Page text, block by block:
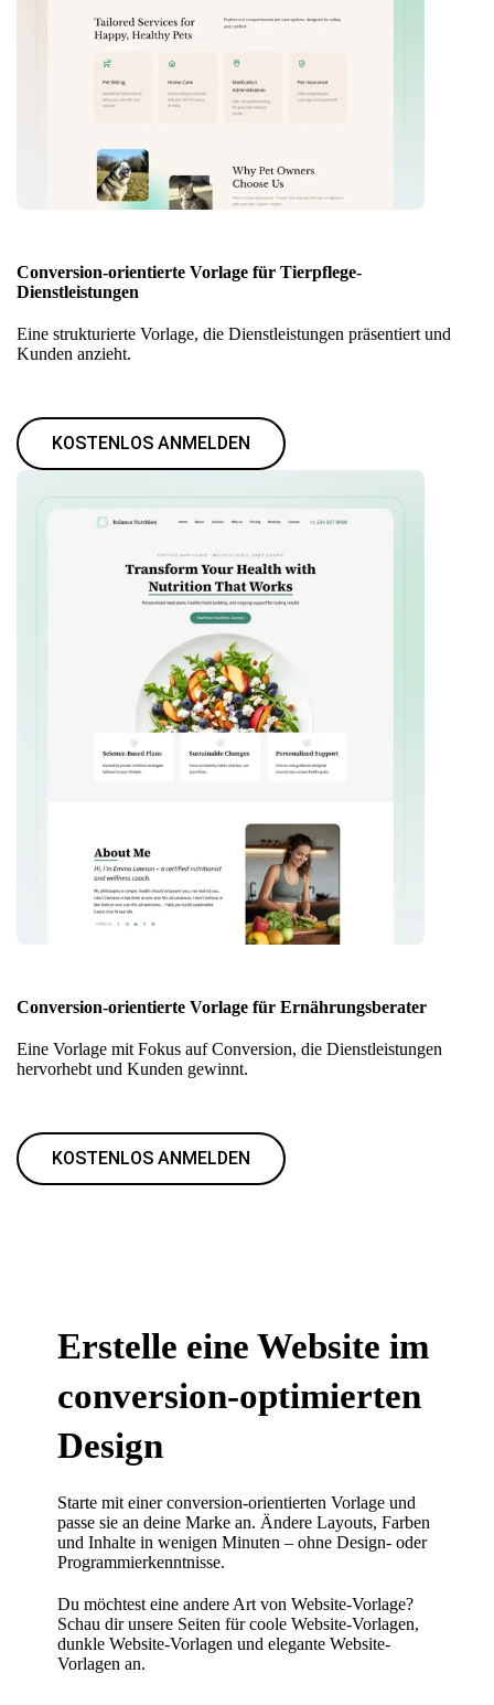
Conversion-orientierte Vorlage für Tierpflege-
Dienstleistungen
Eine strukturierte Vorlage, die Dienstleistungen präsentiert und
Kunden anzieht.
KOSTENLOS ANMELDEN
Conversion-orientierte Vorlage für Ernährungsberater
Eine Vorlage mit Fokus auf Conversion, die Dienstleistungen
hervorhebt und Kunden gewinnt.
KOSTENLOS ANMELDEN
Erstelle eine Website im
conversion-optimierten
Design
Starte mit einer conversion-orientierten Vorlage und
passe sie an deine Marke an. Ändere Layouts, Farben
und Inhalte in wenigen Minuten – ohne Design- oder
Programmierkenntnisse.
Du möchtest eine andere Art von Website-Vorlage?
Schau dir unsere Seiten fürcoole Website-Vorlagen,
dunkle Website-Vorlagen undelegante Website-
Vorlagen an.